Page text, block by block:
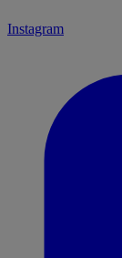
Instagram